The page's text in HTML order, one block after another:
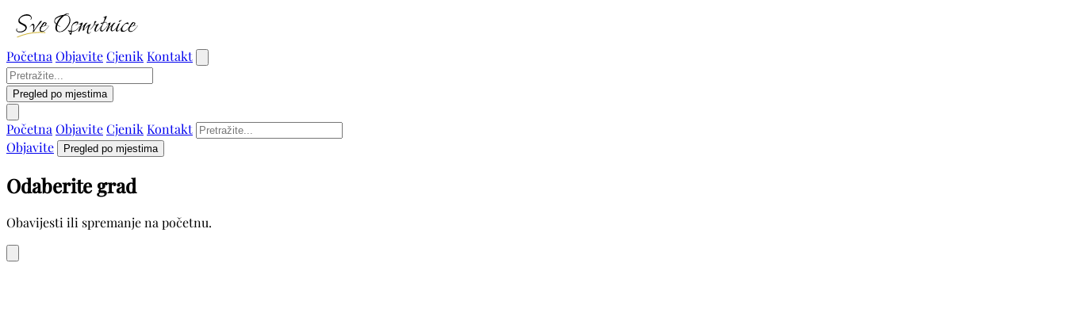
Početna ObjaviteCjenik Kontakt
Pregled po mjestima
Početna ObjaviteCjenik Kontakt
Objavite
Pregled po mjestima
Odaberite grad
Obavijesti ili spremanje na početnu.